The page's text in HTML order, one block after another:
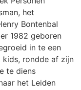
het
Bontenbal
1982 geboren
in te een
kids, rondde af zijn
te diens
het Leiden